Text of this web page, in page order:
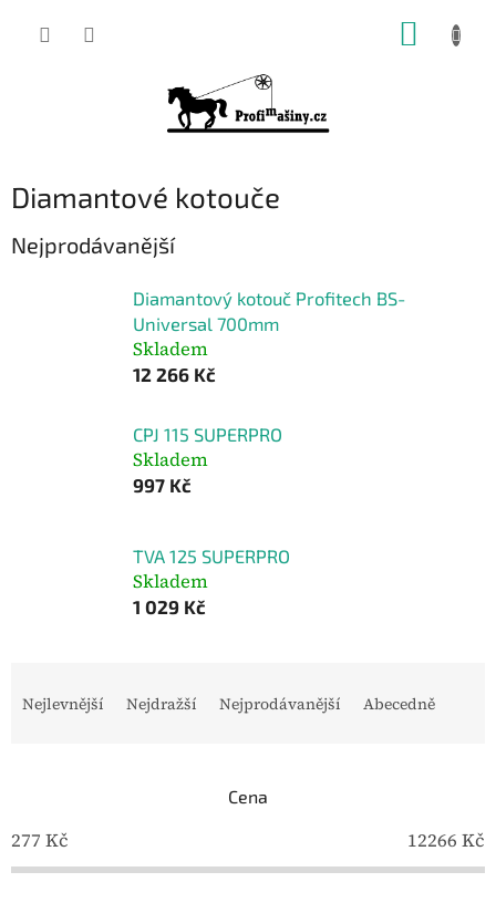
Diamantové kotouče
Nejprodávanější
Diamantový kotouč Profitech BS-
Universal 700mm
Skladem
12 266 Kč
CPJ 115 SUPERPRO
Skladem
997 Kč
TVA 125 SUPERPRO
Skladem
1 029 Kč
r
o
Nejlevnější Nejdražší Nejprodávanější Abecedně
Cena
277 Kč 12266 Kč